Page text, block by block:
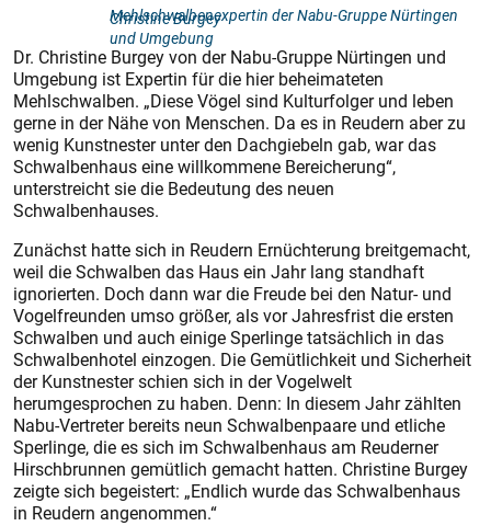
Christine Burgey
Mehlschwalbenexpertin der Nabu-Gruppe Nürtingen
und Umgebung
Dr. Christine Burgey von der Nabu-Gruppe Nürtingen und
Umgebung ist Expertin für die hier beheimateten
Mehlschwalben. „Diese Vögel sind Kulturfolger und leben
gerne in der Nähe von Menschen. Da es in Reudern aber zu
wenig Kunstnester unter den Dachgiebeln gab, war das
Schwalbenhaus eine willkommene Bereicherung“,
unterstreicht sie die Bedeutung des neuen
Schwalbenhauses.
Zunächst hatte sich in Reudern Ernüchterung breitgemacht,
weil die Schwalben das Haus ein Jahr lang standhaft
ignorierten. Doch dann war die Freude bei den Natur- und
Vogelfreunden umso größer, als vor Jahresfrist die ersten
Schwalben und auch einige Sperlinge tatsächlich in das
Schwalbenhotel einzogen. Die Gemütlichkeit und Sicherheit
der Kunstnester schien sich in der Vogelwelt
herumgesprochen zu haben. Denn: In diesem Jahr zählten
Nabu-Vertreter bereits neun Schwalbenpaare und etliche
Sperlinge, die es sich im Schwalbenhaus am Reuderner
Hirschbrunnen gemütlich gemacht hatten. Christine Burgey
zeigte sich begeistert: „Endlich wurde das Schwalbenhaus
in Reudern angenommen.“